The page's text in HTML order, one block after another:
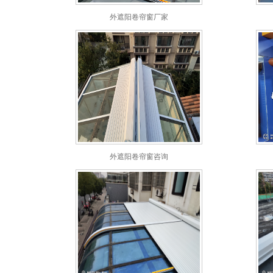
外遮阳卷帘窗厂家
外遮阳卷帘窗咨询